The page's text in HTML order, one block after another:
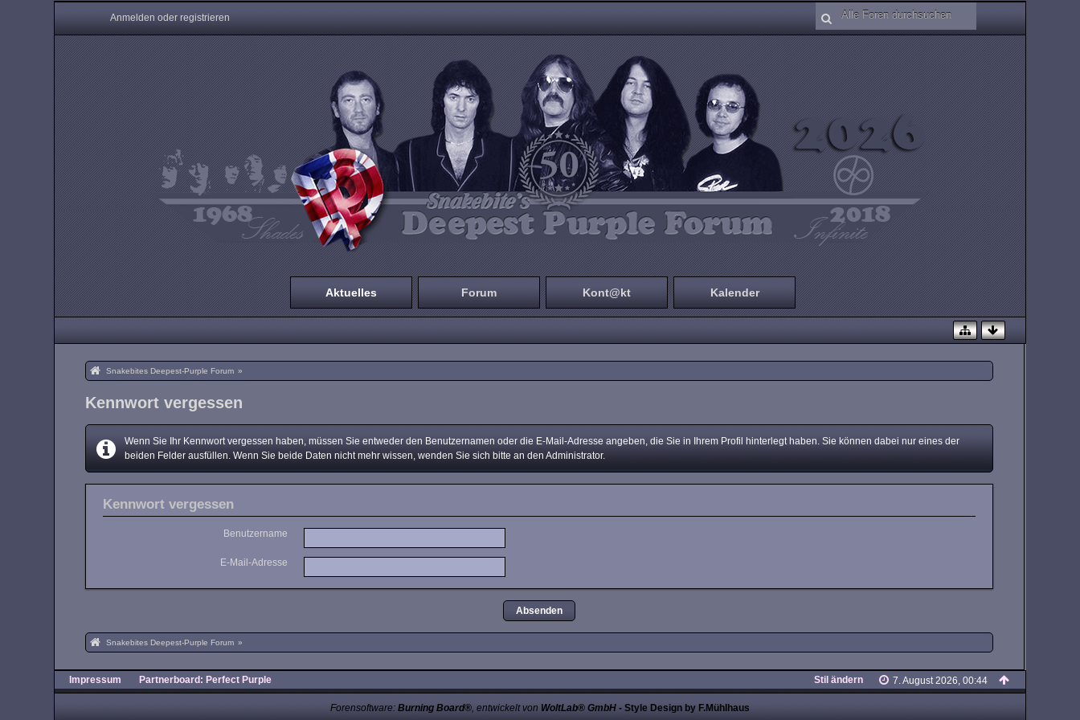
Anmelden oder registrieren
Aktuelles Forum Kont@kt Kalender
Snakebites Deepest-Purple Forum »
Kennwort vergessen
Wenn Sie Ihr Kennwort vergessen haben, müssen Sie entweder den Benutzernamen oder die E-Mail-Adresse angeben, die Sie in Ihrem Profil hinterlegt haben. Sie können dabei nur eines der
beiden Felder ausfüllen. Wenn Sie beide Daten nicht mehr wissen, wenden Sie sich bitte an den Administrator.
Kennwort vergessen
Benutzername
E-Mail-Adresse
Snakebites Deepest-Purple Forum »
Impressum Partnerboard: Perfect Purple 7. August 2026, 00:44
Stil ändern
Forensoftware: Burning Board®, entwickelt von WoltLab® GmbH